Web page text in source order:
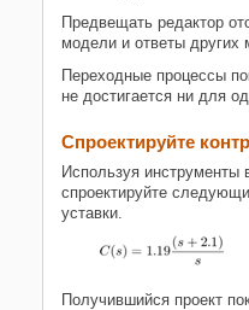
Предвещать редактор
модели и ответы других
Переходные процессы
не достигается ни для
Спроектируйте
Используя инструменты
спроектируйте
уставки.
Получившийся проект